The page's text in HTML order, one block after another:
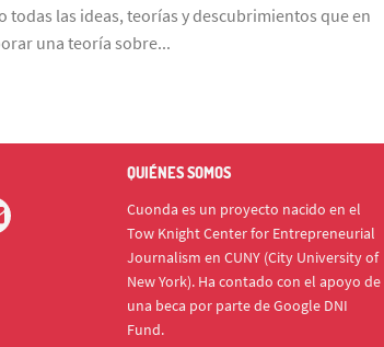
todas las ideas, teorías y descubrimientos que en
una teoría sobre...
QUIÉNES SOMOS
Cuonda es un proyecto nacido en el
Tow Knight Center for Entrepreneurial
Journalism en CUNY (City University of
New York). Ha contado con el apoyo de
una beca por parte de Google DNI
Fund.